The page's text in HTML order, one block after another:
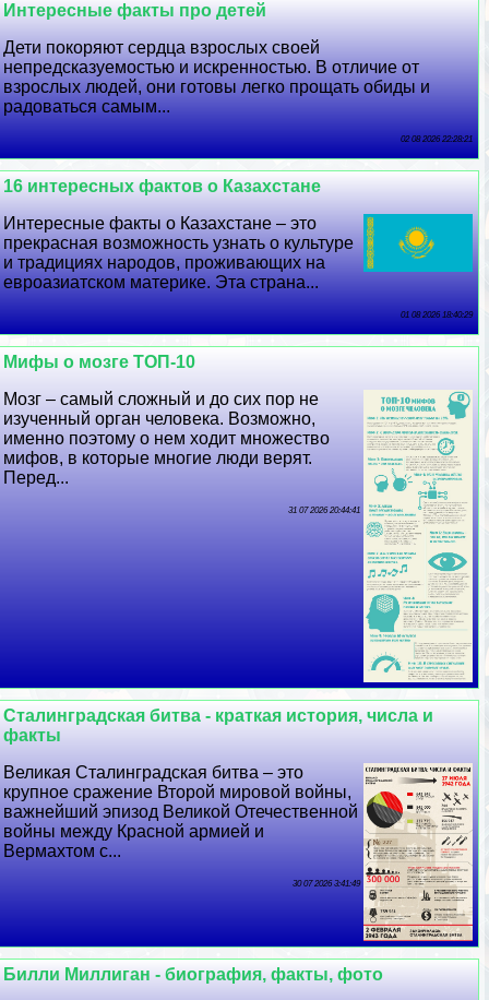
Интересные факты про детей
Дети покоряют сердца взрослых своей
непредсказуемостью и искренностью. В отличие от
взрослых людей, они готовы легко прощать обиды и
радоваться самым...
02 08 2026 22:28:21
16 интересных фактов о Казахстане
Интересные факты о Казахстане – это
прекрасная возможность узнать о культуре
и традициях народов, проживающих на
евроазиатском материке. Эта страна...
01 08 2026 18:40:29
Мифы о мозге ТОП-10
Мозг – самый сложный и до сих пор не
изученный орган человека. Возможно,
именно поэтому о нем ходит множество
мифов, в которые многие люди верят.
Перед...
31 07 2026 20:44:41
Сталинградская битва - краткая история, числа и
факты
Великая Сталинградская битва – это
крупное сражение Второй мировой войны,
важнейший эпизод Великой Отечественной
войны между Красной армией и
Вермахтом с...
30 07 2026 3:41:49
Билли Миллиган - биография, факты, фото